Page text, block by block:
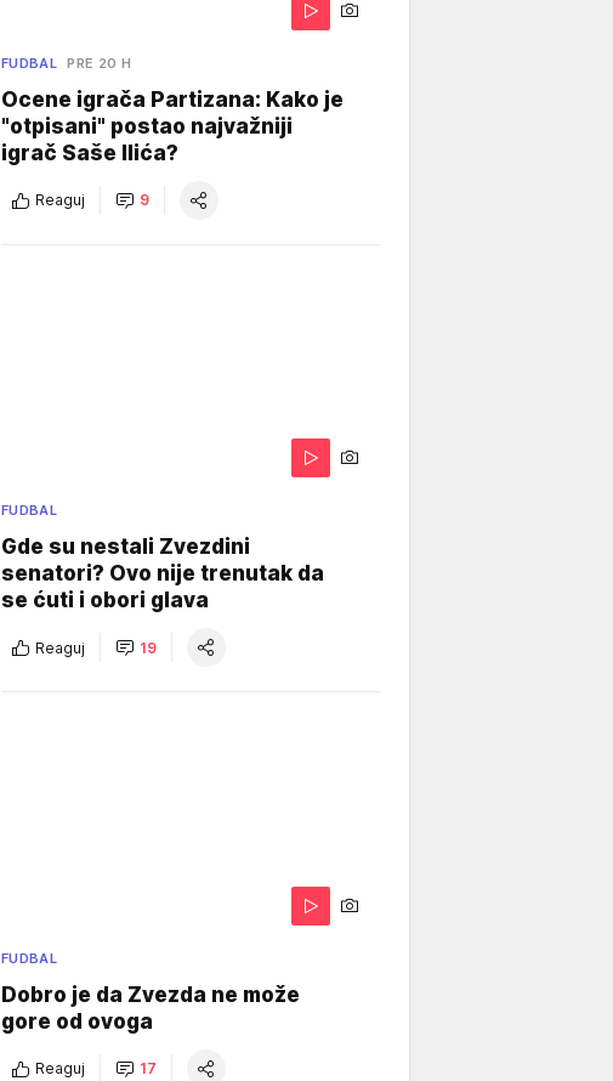
FUDBAL PRE 20 H
Ocene igrača Partizana: Kako je
"otpisani" postao najvažniji
igrač Saše Ilića?
Reaguj 9
FUDBAL
Gde su nestali Zvezdini
senatori? Ovo nije trenutak da
se ćuti i obori glava
Reaguj 19
FUDBAL
Dobro je da Zvezda ne može
gore od ovoga
Reaguj 17